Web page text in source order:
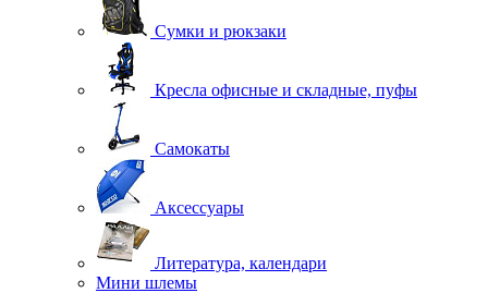
Сумки и рюкзаки
Кресла офисные и складные, пуфы
Самокаты
Аксессуары
Литература, календари
Мини шлемы